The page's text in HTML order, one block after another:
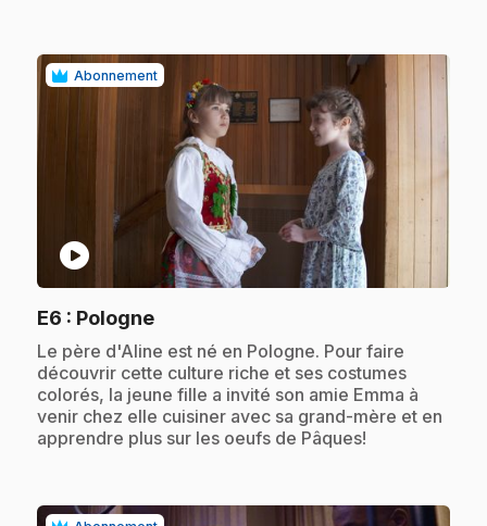
Abonnement
play_circle
E6 : Pologne.
.Le père d'Aline est né en Pologne. Pour faire
découvrir cette culture riche et ses costumes
colorés, la jeune fille a invité son amie Emma à
venir chez elle cuisiner avec sa grand-mère et en
apprendre plus sur les oeufs de Pâques!